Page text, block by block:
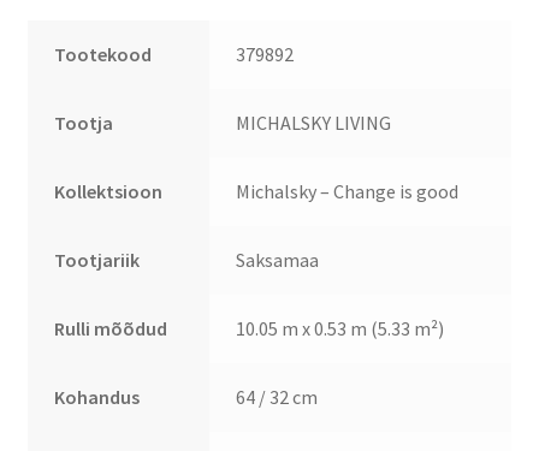
Tootekood 379892
Tootja MICHALSKY LIVING
Kollektsioon Michalsky – Change is good
Tootjariik Saksamaa
Rulli mõõdud 10.05 m x 0.53 m (5.33 m²)
Kohandus 64 / 32 cm